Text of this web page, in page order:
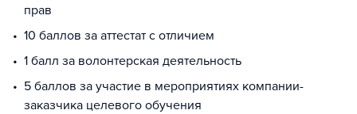
прав
10 баллов за аттестат с отличием
1 балл за волонтерская деятельность
5 баллов за участие в мероприятиях компании-
заказчика целевого обучения